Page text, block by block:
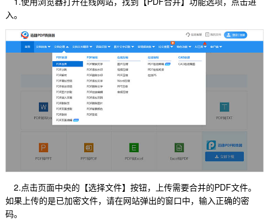
入。
2.点击页面中央的【选择文件】按钮，上传需要合并的PDF文件。
如果上传的是已加密文件，请在网站弹出的窗口中，输入正确的密
码。